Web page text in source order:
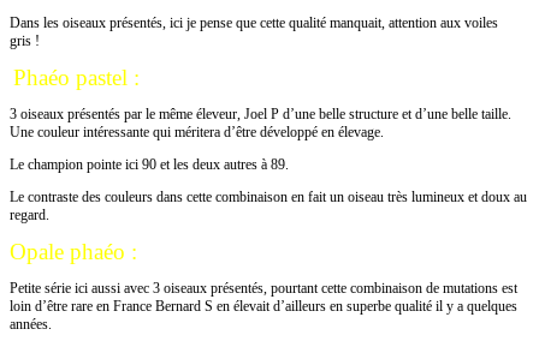
Dans les oiseaux présentés, ici je pense que cette qualité manquait, attention aux voiles
gris !
Phaéo pastel :
3 oiseaux présentés par le même éleveur, Joel P d’une belle structure et d’une belle taille.
Une couleur intéressante qui méritera d’être développé en élevage.
Le champion pointe ici 90 et les deux autres à 89.
Le contraste des couleurs dans cette combinaison en fait un oiseau très lumineux et doux au
regard.
Opale phaéo :
Petite série ici aussi avec 3 oiseaux présentés, pourtant cette combinaison de mutations est
loin d’être rare en France Bernard S en élevait d’ailleurs en superbe qualité il y a quelques
années.